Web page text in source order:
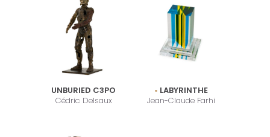
UNBURIED C3PO
Cédric Delsaux
LABYRINTHE
Jean-Claude Farhi